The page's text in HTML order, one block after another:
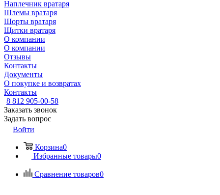
Наплечник вратаря
Шлемы вратаря
Шорты вратаря
Щитки вратаря
О компании
О компании
Отзывы
Контакты
Документы
О покупке и возвратах
Контакты
8 812 905-00-58
Заказать звонок
Задать вопрос
Войти
Корзина0
Избранные товары0
Сравнение товаров0